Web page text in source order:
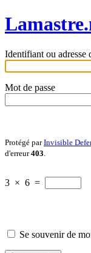
Identifiant ou adresse
Mot de passe
Protégé parInvisible
d'erreur403
3 × 6 =
Se souvenir de